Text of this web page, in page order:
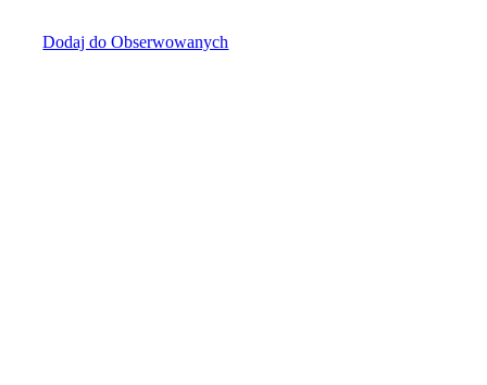
Dodaj do Obserwowanych